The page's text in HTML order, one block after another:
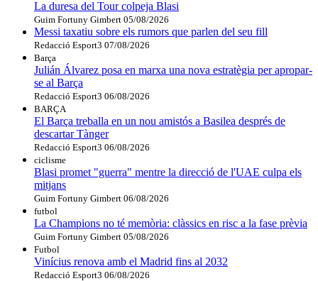
La duresa del Tour colpeja Blasi
Guim Fortuny Gimbert 05/08/2026
Messi taxatiu sobre els rumors que parlen del seu fill
Redacció Esport3 07/08/2026
Barça
Julián Álvarez posa en marxa una nova estratègia per apropar-
se al Barça
Redacció Esport3 06/08/2026
BARÇA
El Barça treballa en un nou amistós a Basilea després de
descartar Tànger
Redacció Esport3 06/08/2026
ciclisme
Blasi promet "guerra" mentre la direcció de l'UAE culpa els
mitjans
Guim Fortuny Gimbert 06/08/2026
futbol
La Champions no té memòria: clàssics en risc a la fase prèvia
Guim Fortuny Gimbert 05/08/2026
Futbol
Vinícius renova amb el Madrid fins al 2032
Redacció Esport3 06/08/2026